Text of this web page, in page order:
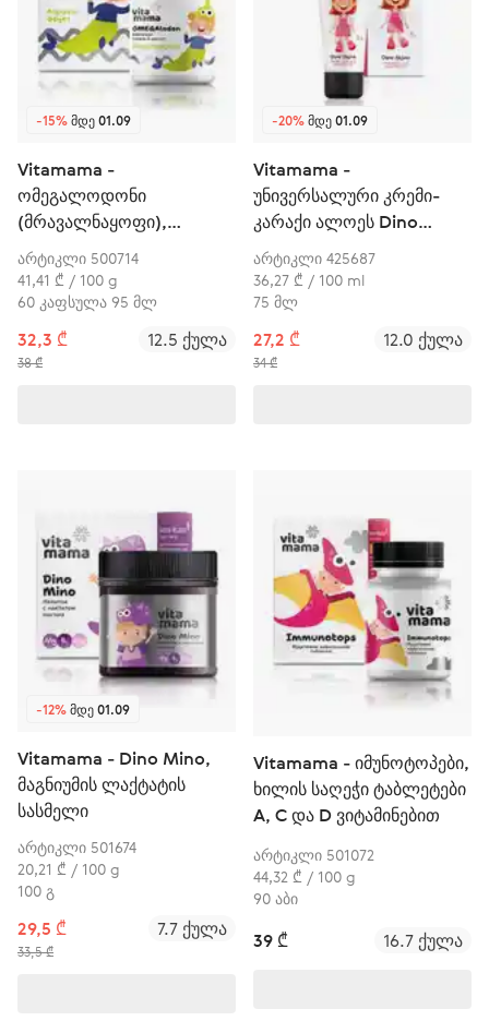
-15%ᲛᲓᲔ 01.09
Vitamama -
ომეგალოდონი
(მრავალნაყოფი),
ომეგა-3 კომპლექსი
არტიკლი 500714
41,41 ₾ / 100 g
60 კაფსულა 95 მლ
32,3 ₾
38 ₾
12.5 ქულა
-20%ᲛᲓᲔ 01.09
Vitamama -
უნივერსალური კრემი-
კარაქი ალოეს Dino
Skino-სთან ერთად
არტიკლი 425687
36,27 ₾ / 100 ml
75 მლ
27,2 ₾
34 ₾
12.0 ქულა
-12%ᲛᲓᲔ 01.09
Vitamama - Dino Mino,
მაგნიუმის ლაქტატის
სასმელი
არტიკლი 501674
20,21 ₾ / 100 g
100 გ
29,5 ₾
33,5 ₾
7.7 ქულა
Vitamama - იმუნოტოპები,
ხილის საღეჭი ტაბლეტები
A, C და D ვიტამინებით
არტიკლი 501072
44,32 ₾ / 100 g
90 აბი
39 ₾ 16.7 ქულა